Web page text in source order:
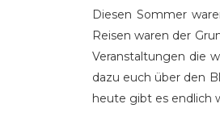
Diesen Sommer
Reisen waren der
Veranstaltungen die
dazu euch über den
heute gibt es endlich